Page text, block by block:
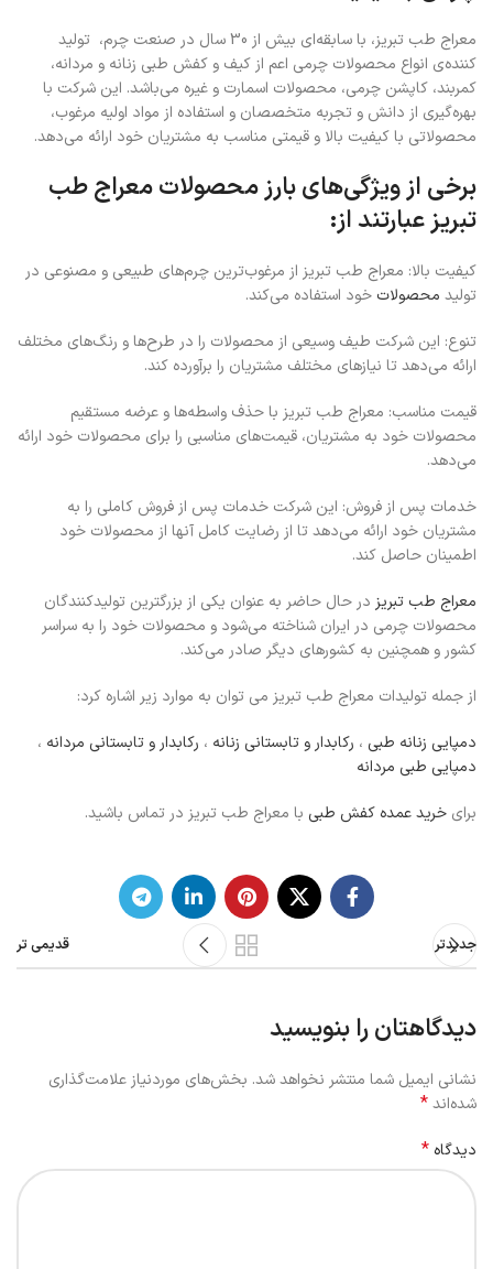
معراج طب تبریز، با سابقه‌ای بیش از 30 سال در صنعت چرم، تولید
کننده‌ی انواع محصولات چرمی اعم از کیف و کفش طبی زنانه و مردانه،
کمربند، کاپشن چرمی، محصولات اسمارت و غیره می‌باشد. این شرکت با
بهره‌گیری از دانش و تجربه متخصصان و استفاده از مواد اولیه مرغوب،
محصولاتی با کیفیت بالا و قیمتی مناسب به مشتریان خود ارائه می‌دهد.
برخی از ویژگی‌های بارز محصولات معراج طب
تبریز عبارتند از:
کیفیت بالا: معراج طب تبریز از مرغوب‌ترین چرم‌های طبیعی و مصنوعی در
تولید محصولات خود استفاده می‌کند.
تنوع: این شرکت طیف وسیعی از محصولات را در طرح‌ها و رنگ‌های مختلف
ارائه می‌دهد تا نیازهای مختلف مشتریان را برآورده کند.
قیمت مناسب: معراج طب تبریز با حذف واسطه‌ها و عرضه مستقیم
محصولات خود به مشتریان، قیمت‌های مناسبی را برای محصولات خود ارائه
می‌دهد.
خدمات پس از فروش: این شرکت خدمات پس از فروش کاملی را به
مشتریان خود ارائه می‌دهد تا از رضایت کامل آنها از محصولات خود
اطمینان حاصل کند.
معراج طب تبریز در حال حاضر به عنوان یکی از بزرگترین تولیدکنندگان
محصولات چرمی در ایران شناخته می‌شود و محصولات خود را به سراسر
کشور و همچنین به کشورهای دیگر صادر می‌کند.
از جمله تولیدات معراج طب تبریز می توان به موارد زیر اشاره کرد:
دمپایی زنانه طبی ، رکابدار و تابستانی زنانه ، رکابدار و تابستانی مردانه ،
دمپایی طبی مردانه
برای خرید عمده کفش طبی با معراج طب تبریز در تماس باشید.
جدیدتر قدیمی تر
دیدگاهتان را بنویسید
نشانی ایمیل شما منتشر نخواهد شد. بخش‌های موردنیاز علامت‌گذاری
شده‌اند*
دیدگاه *